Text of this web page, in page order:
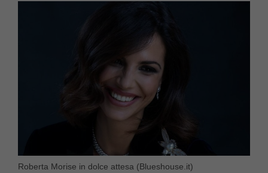
Roberta Morise in dolce attesa (Blueshouse.it)